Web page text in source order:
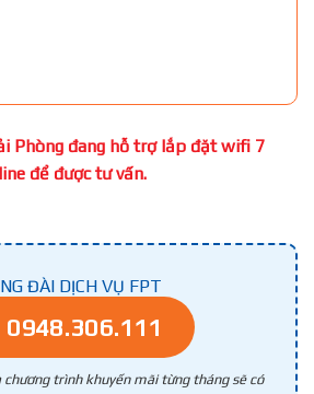
Phòng đang hỗ trợ lắp đặt wifi 7
để được tư vấn.
ĐÀI DỊCH VỤ FPT
0948.306.111
chương trình khuyến mãi từng tháng sẽ có